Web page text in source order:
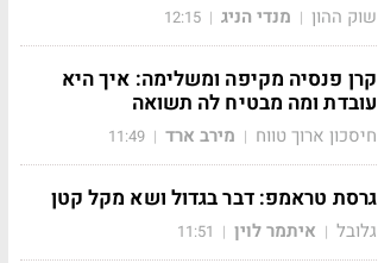
שוק ההון | מנדי הניג |
12:15
קרן פנסיה מקיפה ומשלימה: איך היא
עובדת ומה מבטיח לה תשואה
חיסכון ארוך טווח | מירב ארד |
11:49
גרסת טראמפ: דבר בגדול ושא מקל קטן
גלובל | איתמר לוין |
11:51